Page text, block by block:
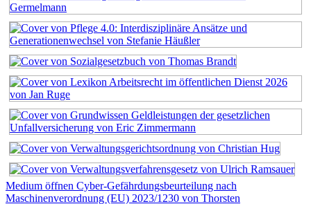
Medium öffnen Cyber-Gefährdungsbeurteilung nach
Maschinenverordnung (EU) 2023/1230 von Thorsten